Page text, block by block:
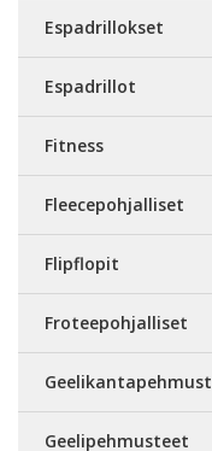
Espadrillokset
Espadrillot
Fitness
Fleecepohjalliset
Flipflopit
Froteepohjalliset
Geelipehmusteet